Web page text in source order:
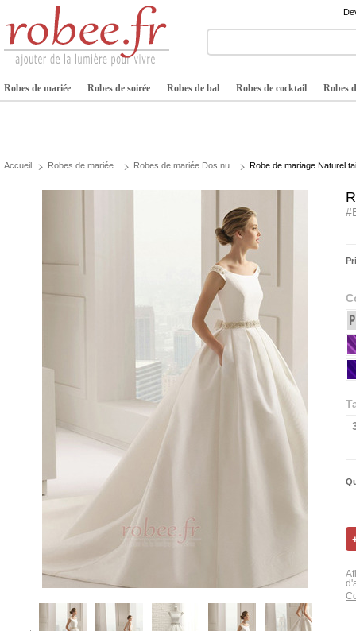
Robes de mariée Robes de soirée Robes de bal Robes de cocktail Robes
Accueil Robes de mariée Robes de mariée Dos nu Robe de mariage Naturel